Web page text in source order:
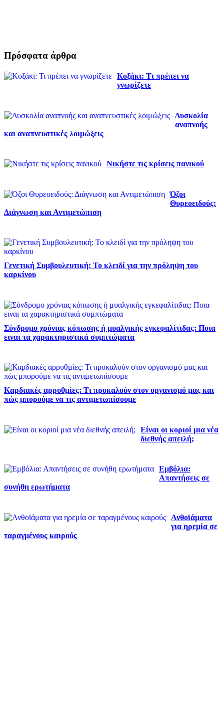
Πρόσφατα άρθρα
Κοξάκι: Τι πρέπει να
γνωρίζετε
Δυσκολία
αναπνοής
και αναπνευστικές λοιμώξεις
Νικήστε τις κρίσεις πανικού
Όζοι
Θυρεοειδούς:
Διάγνωση και Αντιμετώπιση
Γενετική Συμβουλευτική: Το κλειδί για την πρόληψη του
καρκίνου
Σύνδρομο χρόνιας κόπωσης ή μυαλγικής εγκεφαλίτιδας: Ποια
ειναι τα χαρακτηριστικά συμπτώματα
Καρδιακές αρρυθμίες: Τι προκαλούν στον οργανισμό μας και
πώς μπορούμε να τις αντιμετωπίσουμε
Είναι οι κοριοί μια νέα
διεθνής απειλή;
Εμβόλια:
Απαντήσεις σε
συνήθη ερωτήματα
Ανθοϊάματα
για ηρεμία σε
ταραγμένους καιρούς